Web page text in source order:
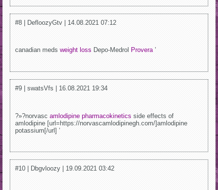
#8 | DefloozyGtv | 14.08.2021 07:12
canadian meds weight loss Depo-Medrol Provera’
#9 | swatsVfs | 16.08.2021 19:34
?»?norvasc amlodipine pharmacokinetics side effects of
amlodipine [url=https://norvascamlodipinegh.com/]amlodipine
potassium[/url] ’
#10 | Dbgvloozy | 19.09.2021 03:42